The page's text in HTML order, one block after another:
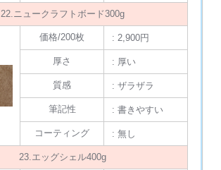
22.ニュークラフトボード300g
価格/200枚 : 2,900円
厚さ : 厚い
質感 : ザラザラ
筆記性 : 書きやすい
コーティング : 無し
23.エッグシェル400g